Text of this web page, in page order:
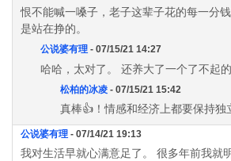
恨不能喊一嗓子，老子这辈子花的每一分
是站在挣的。
公说婆有理 - 07/15/21 14:27
哈哈，太对了。 还养大了一个了不起的
松柏的冰凌 - 07/15/21 15:42
真棒👍！情感和经济上都要保持独
公说婆有理 - 07/14/21 19:13
我对生活早就心满意足了。 很多年前我就